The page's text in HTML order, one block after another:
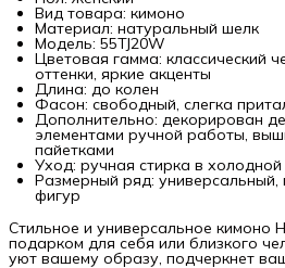
Вид товара: кимоно
Материал: натуральный шелк
Модель: 55TJ20W
Цветовая гамма: классический
оттенки, яркие акценты
Длина: до колен
Фасон: свободный, слегка
Дополнительно: декорирован
элементами ручной работы,
пайетками
Уход: ручная стирка в
Размерный ряд:
фигур
Стильное и универсальное кимоно
подарком для себя или близкого
уют вашему образу, подчеркнет